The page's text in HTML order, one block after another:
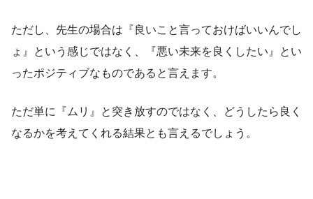
ただし、先生の場合は『良いこと言っておけばいいんでし
ょ』という感じではなく、『悪い未来を良くしたい』とい
ったポジティブなものであると言えます。
ただ単に『ムリ』と突き放すのではなく、どうしたら良く
なるかを考えてくれる結果とも言えるでしょう。